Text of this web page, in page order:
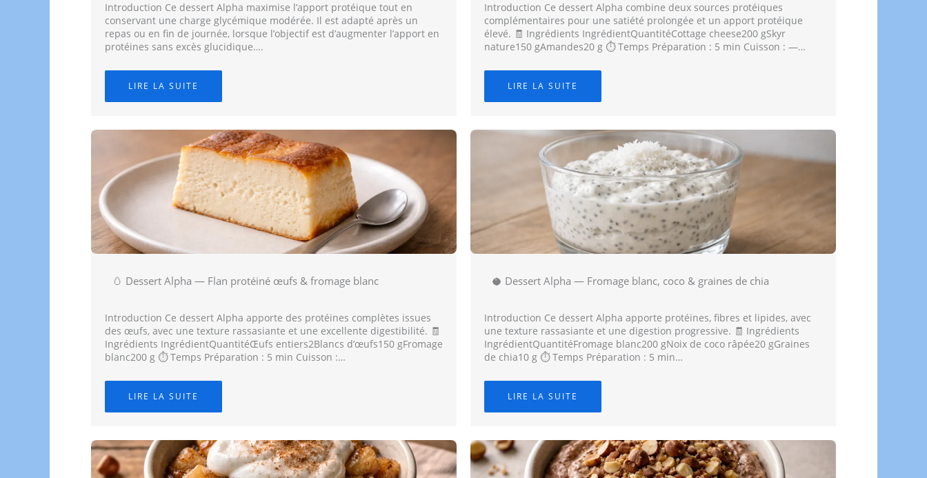
Introduction Ce dessert Alpha maximise l’apport protéique tout en
conservant une charge glycémique modérée. Il est adapté après un
repas ou en fin de journée, lorsque l’objectif est d’augmenter l’apport en
protéines sans excès glucidique….
LIRE LA SUITE
Introduction Ce dessert Alpha combine deux sources protéiques
complémentaires pour une satiété prolongée et un apport protéique
élevé. 🧾 Ingrédients IngrédientQuantitéCottage cheese200 gSkyr
nature150 gAmandes20 g ⏱️ Temps Préparation : 5 min Cuisson : —…
LIRE LA SUITE
🥚 Dessert Alpha — Flan protéiné œufs & fromage blanc
Introduction Ce dessert Alpha apporte des protéines complètes issues
des œufs, avec une texture rassasiante et une excellente digestibilité. 🧾
Ingrédients IngrédientQuantitéŒufs entiers2Blancs d’œufs150 gFromage
blanc200 g ⏱️ Temps Préparation : 5 min Cuisson :…
LIRE LA SUITE
🥥 Dessert Alpha — Fromage blanc, coco & graines de chia
Introduction Ce dessert Alpha apporte protéines, fibres et lipides, avec
une texture rassasiante et une digestion progressive. 🧾 Ingrédients
IngrédientQuantitéFromage blanc200 gNoix de coco râpée20 gGraines
de chia10 g ⏱️ Temps Préparation : 5 min…
LIRE LA SUITE